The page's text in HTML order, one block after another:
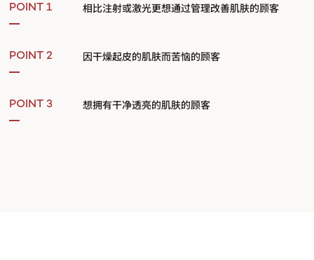
POINT 1 相比注射或激光更想通过管理改善肌肤的顾客
POINT 2 因干燥起皮的肌肤而苦恼的顾客
POINT 3 想拥有干净透亮的肌肤的顾客